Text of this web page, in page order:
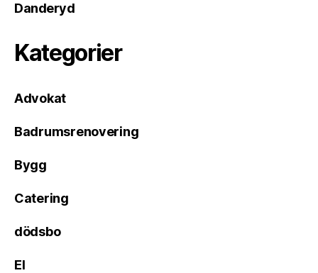
Danderyd
Kategorier
Advokat
Badrumsrenovering
Bygg
Catering
dödsbo
El